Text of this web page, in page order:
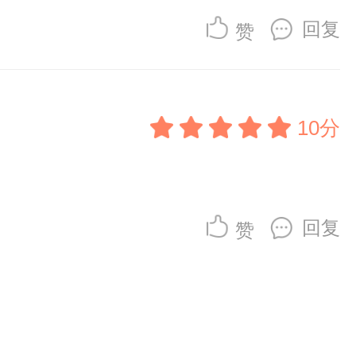
回复
赞
10分
回复
赞